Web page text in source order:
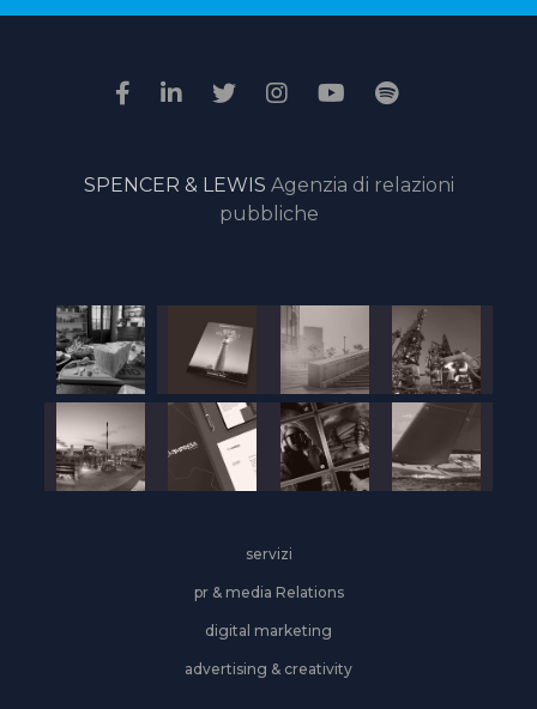
il
della
giuria
online
SPENCER & LEWIS Agenzia di relazioni
pubbliche
servizi
pr & media Relations
digital marketing
advertising & creativity